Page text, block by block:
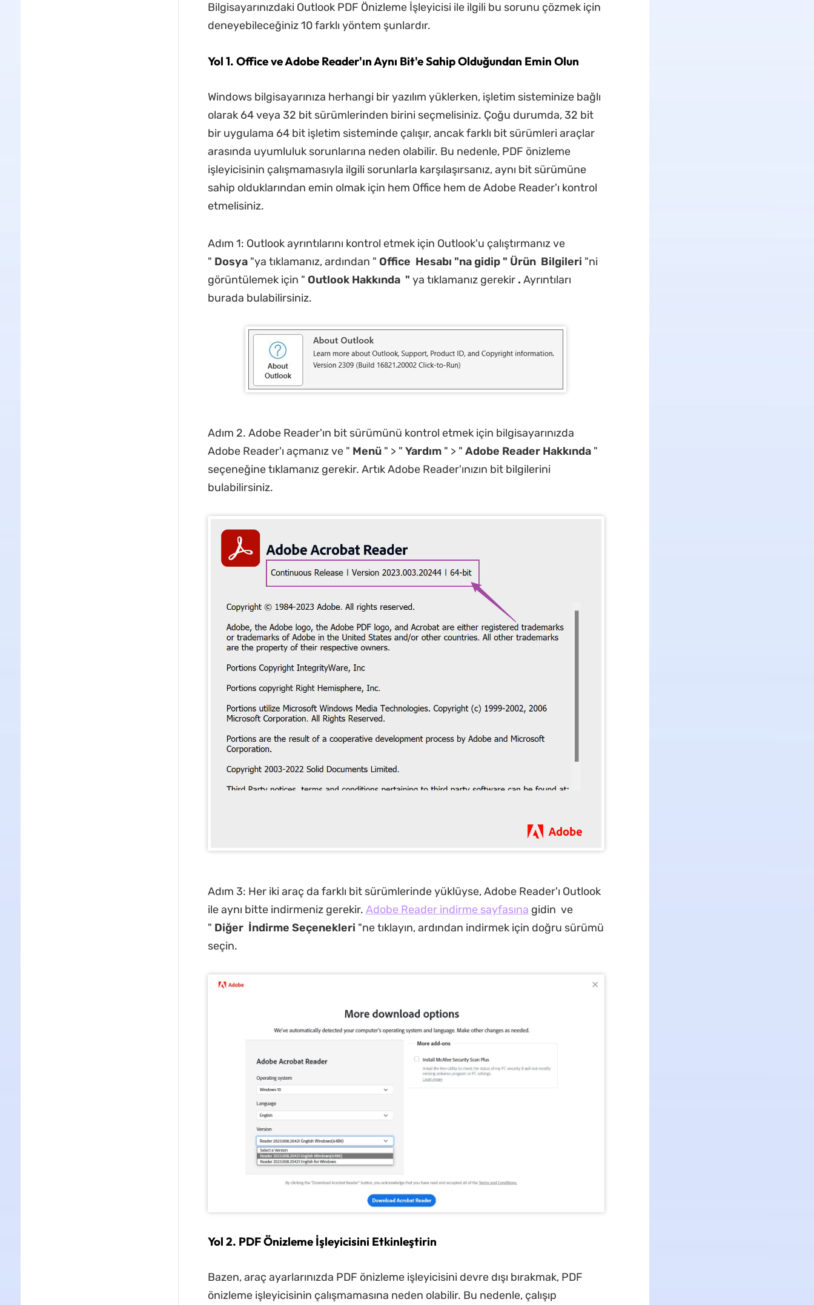
Bilgisayarınızdaki Outlook PDF Önizleme İşleyicisi ile ilgili bu sorunu çözmek için
deneyebileceğiniz 10 farklı yöntem şunlardır.
Yol 1. Office ve Adobe Reader'ın Aynı Bit'e Sahip Olduğundan Emin Olun
Windows bilgisayarınıza herhangi bir yazılım yüklerken, işletim sisteminize bağlı
olarak 64 veya 32 bit sürümlerinden birini seçmelisiniz. Çoğu durumda, 32 bit
bir uygulama 64 bit işletim sisteminde çalışır, ancak farklı bit sürümleri araçlar
arasında uyumluluk sorunlarına neden olabilir. Bu nedenle, PDF önizleme
işleyicisinin çalışmamasıyla ilgili sorunlarla karşılaşırsanız, aynı bit sürümüne
sahip olduklarından emin olmak için hem Office hem de Adobe Reader'ı kontrol
etmelisiniz.
Adım 1: Outlook ayrıntılarını kontrol etmek için Outlook'u çalıştırmanız ve
" Dosya"ya tıklamanız, ardından " Office Hesabı "na gidip " Ürün Bilgileri "ni
görüntülemek için " Outlook Hakkında " ya tıklamanız gerekir . Ayrıntıları
burada bulabilirsiniz.
Adım 2. Adobe Reader'ın bit sürümünü kontrol etmek için bilgisayarınızda
Adobe Reader'ı açmanız ve " Menü" > " Yardım" > " Adobe Reader Hakkında"
seçeneğine tıklamanız gerekir. Artık Adobe Reader'ınızın bit bilgilerini
bulabilirsiniz.
Adım 3: Her iki araç da farklı bit sürümlerinde yüklüyse, Adobe Reader'ı Outlook
ile aynı bitte indirmeniz gerekir. Adobe Reader indirme sayfasına gidin ve
" Diğer İndirme Seçenekleri "ne tıklayın, ardından indirmek için doğru sürümü
seçin.
Yol 2. PDF Önizleme İşleyicisini Etkinleştirin
Bazen, araç ayarlarınızda PDF önizleme işleyicisini devre dışı bırakmak, PDF
önizleme işleyicisinin çalışmamasına neden olabilir. Bu nedenle, çalışıp